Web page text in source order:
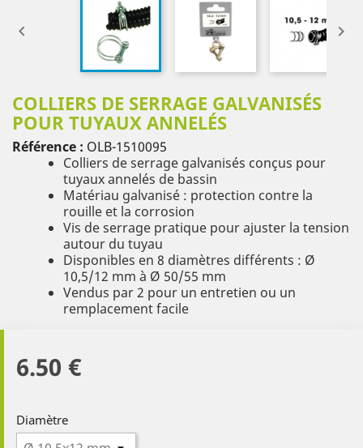
 
COLLIERS DE SERRAGE GALVANISÉS
POUR TUYAUX ANNELÉS
Référence : OLB-1510095
Colliers de serrage galvanisés conçus pour
tuyaux annelés de bassin
Matériau galvanisé : protection contre la
rouille et la corrosion
Vis de serrage pratique pour ajuster la tension
autour du tuyau
Disponibles en 8 diamètres différents : Ø
10,5/12 mm à Ø 50/55 mm
Vendus par 2 pour un entretien ou un
remplacement facile
6.50 €
Diamètre